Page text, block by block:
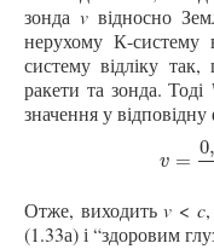
зонда v відносно
нерухому К-систему
систему відліку
ракети та зонда. Тоді
значення у
v =
0,
v =0 6c
Отже, виходитьv < c,
(1.33а) і “здоровим